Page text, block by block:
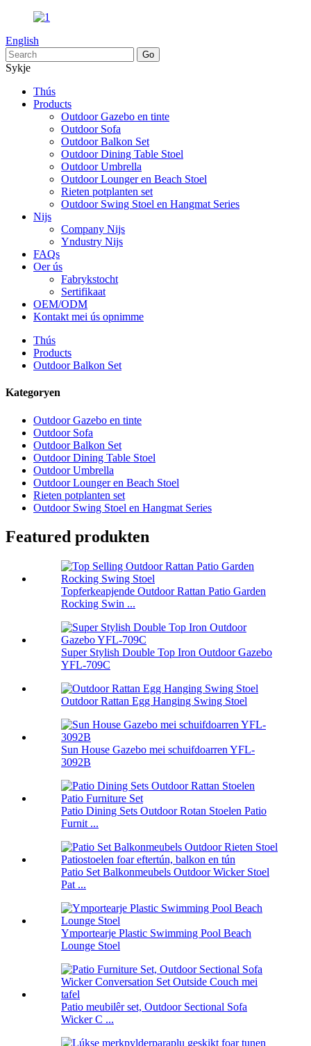
English
Sykje
Thús
Products
Outdoor Gazebo en tinte
Outdoor Sofa
Outdoor Balkon Set
Outdoor Dining Table Stoel
Outdoor Umbrella
Outdoor Lounger en Beach Stoel
Rieten potplanten set
Outdoor Swing Stoel en Hangmat Series
Nijs
Company Nijs
Yndustry Nijs
FAQs
Oer ús
Fabrykstocht
Sertifikaat
OEM/ODM
Kontakt mei ús opnimme
Thús
Products
Outdoor Balkon Set
Kategoryen
Outdoor Gazebo en tinte
Outdoor Sofa
Outdoor Balkon Set
Outdoor Dining Table Stoel
Outdoor Umbrella
Outdoor Lounger en Beach Stoel
Rieten potplanten set
Outdoor Swing Stoel en Hangmat Series
Featured produkten
Topferkeapjende Outdoor Rattan Patio Garden
Rocking Swin ...
Super Stylish Double Top Iron Outdoor Gazebo
YFL-709C
Outdoor Rattan Egg Hanging Swing Stoel
Sun House Gazebo mei schuifdoarren YFL-
3092B
Patio Dining Sets Outdoor Rotan Stoelen Patio
Furnit ...
Patio Set Balkonmeubels Outdoor Wicker Stoel
Pat ...
Ymportearje Plastic Swimming Pool Beach
Lounge Stoel
Patio meubilêr set, Outdoor Sectional Sofa
Wicker C ...